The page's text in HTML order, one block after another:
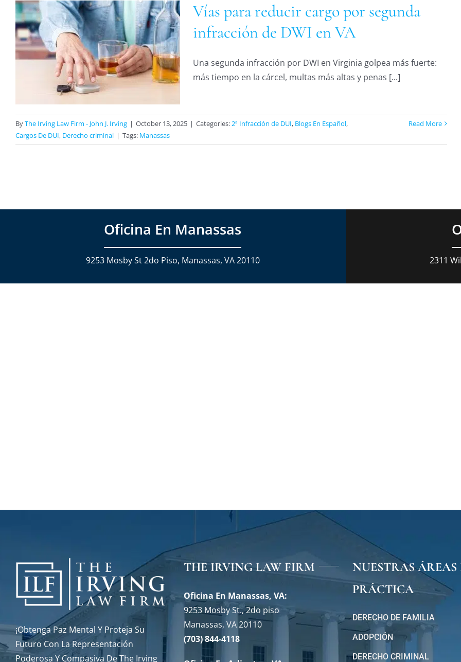
Vías para reducir cargo por segunda
infracción de DWI en VA
Una segunda infracción por DWI en Virginia golpea más fuerte:
más tiempo en la cárcel, multas más altas y penas [...]
ByThe Irving Law Firm - John J. Irving | October 13, 2025 | Categories:2ª Infracción de DUI, Blogs En Español,
Cargos De DUI, Derecho criminal | Tags: Manassas
Read More
Oficina En Manassas
9253 Mosby St 2do Piso, Manassas, VA 20110 2311
¡Obtenga Paz Mental Y Proteja Su
Futuro Con La Representación
Poderosa Y Compasiva De The Irving
THE IRVING LAW FIRM
Oficina En Manassas, VA:
9253 Mosby St., 2do piso
Manassas, VA 20110
(703) 844-4118
NUESTRAS ÁREAS
PRÁCTICA
DERECHO DE FAMILIA
ADOPCIÓN
DERECHO CRIMINAL